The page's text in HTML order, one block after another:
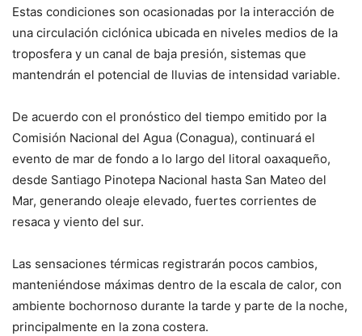
Estas condiciones son ocasionadas por la interacción de
una circulación ciclónica ubicada en niveles medios de la
troposfera y un canal de baja presión, sistemas que
mantendrán el potencial de lluvias de intensidad variable.
De acuerdo con el pronóstico del tiempo emitido por la
Comisión Nacional del Agua (Conagua), continuará el
evento de mar de fondo a lo largo del litoral oaxaqueño,
desde Santiago Pinotepa Nacional hasta San Mateo del
Mar, generando oleaje elevado, fuertes corrientes de
resaca y viento del sur.
Las sensaciones térmicas registrarán pocos cambios,
manteniéndose máximas dentro de la escala de calor, con
ambiente bochornoso durante la tarde y parte de la noche,
principalmente en la zona costera.